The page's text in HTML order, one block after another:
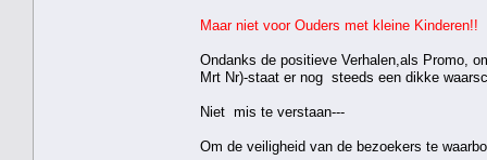
Maar niet voor Ouders met kleine Kinderen!!
Ondanks de positieve Verhalen,als Promo,
Mrt Nr)-staat er nog steeds een dikke
Niet mis te verstaan---
Om de veiligheid van de bezoekers te